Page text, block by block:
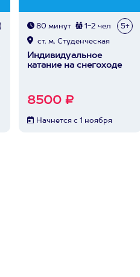
80 минут 1-2 чел 5+
ст. м. Студенческая
Индивидуальное
катание на снегоходе
8500 ₽
Начнется с 1 ноября